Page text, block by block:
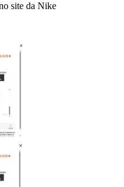
site da Nike